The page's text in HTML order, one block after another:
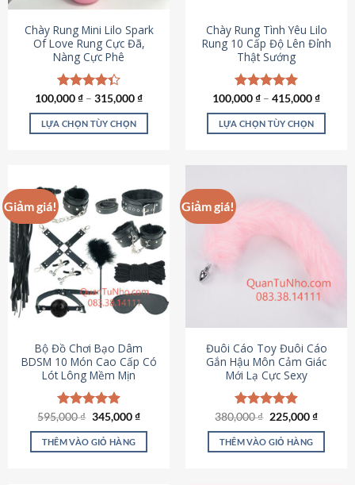
chọn
trên
trang
sản
phẩm
Chày Rung Mini Lilo Spark
Of Love Rung Cực Đã,
Nàng Cực Phê
Được xếp
hạng4.33
5 sao
100,000₫ – 315,000₫
LỰA CHỌN TÙY CHỌN
có
nhiều
biến
thể.
Các
tùy
chọn
có
chọn
trên
trang
sản
phẩm
Chày Rung Tình Yêu Lilo
Rung 10 Cấp Độ Lên Đỉnh
Thật Sướng
Được xếp
hạng4.94
5 sao
100,000₫ – 415,000₫
LỰA CHỌN TÙY CHỌN
biến
thể.
chọn
chọn
trên
trang
sản
phẩm
Giảm giá!
Bộ Đồ Chơi Bạo Dâm
BDSM 10 Món Cao Cấp Có
Lót Lông Mềm Mịn
Được xếp
hạng4.88
5 sao
595,000₫ Giá
là:
595,000 ₫.
345,000₫Giá
tại
THÊM VÀO GIỎ HÀNG
Giảm giá!
Đuôi Cáo Toy Đuôi Cáo
Gắn Hậu Môn Cảm Giác
Mới Lạ Cực Sexy
Được xếp
hạng4.88
5 sao
380,000₫ Giá
là:
380,000 ₫.
225,000₫Giá
tại
THÊM VÀO GIỎ HÀNG